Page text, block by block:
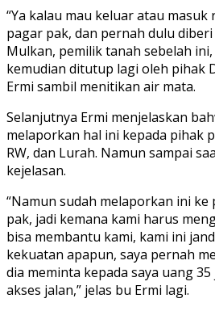
“Ya kalau mau keluar atau
pagar pak, dan pernah dulu
Mulkan, pemilik tanah sebelah
kemudian ditutup lagi oleh pihak
Ermi sambil menitikan air mata.
Selanjutnya Ermi menjelaskan
melaporkan hal ini kepada pihak
RW, dan Lurah. Namun sampai
kejelasan.
“Namun sudah melaporkan ini
pak, jadi kemana kami harus
bisa membantu kami, kami ini
kekuatan apapun, saya pernah
dia meminta kepada saya uang
akses jalan,” jelas bu Ermi lagi.